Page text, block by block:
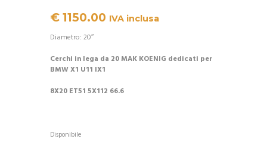
€ 1150.00 IVA inclusa
Diametro: 20″
Cerchi in lega da 20 MAK KOENIG dedicati per
BMW X1 U11 IX1
8X20 ET51 5X112 66.6
Disponibile